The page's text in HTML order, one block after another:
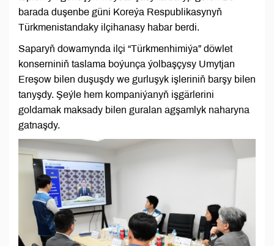
barada duşenbe güni Koreýa Respublikasynyň
Türkmenistandaky ilçihanasy habar berdi.
Saparyň dowamynda ilçi “Türkmenhimiýa” döwlet
konserniniň taslama boýunça ýolbaşçysy Umytjan
Ereşow bilen duşuşdy we gurluşyk işleriniň barşy bilen
tanyşdy. Şeýle hem kompaniýanyň işgärlerini
goldamak maksady bilen guralan agşamlyk naharyna
gatnaşdy.